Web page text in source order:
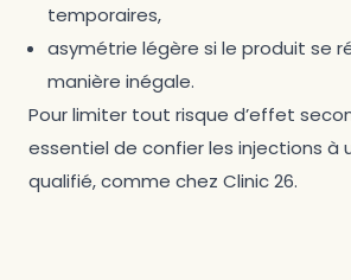
temporaires,
asymétrie légère si le produit se
manière inégale.
Pour limiter tout risque d’effet
essentiel de confier les injections à
qualifié, comme chez Clinic 26.